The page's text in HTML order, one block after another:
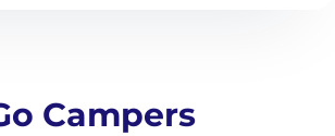
Campers